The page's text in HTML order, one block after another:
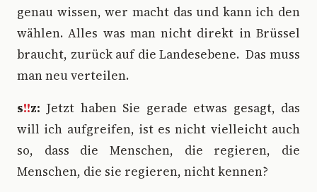
genau wissen, wer macht das und kann ich den
wählen. Alles was man nicht direkt in Brüssel
braucht, zurück auf die Landesebene. Das muss
man neu verteilen.
s!!z: Jetzt haben Sie gerade etwas gesagt, das
will ich aufgreifen, ist es nicht vielleicht auch
so, dass die Menschen, die regieren, die
Menschen, die sie regieren, nicht kennen?